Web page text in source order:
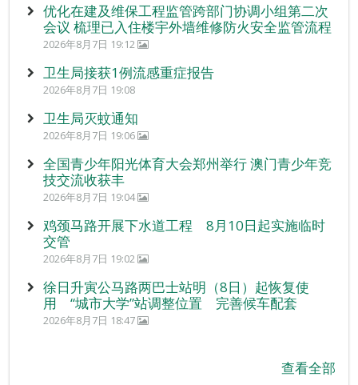
优化在建及维保工程监管跨部门协调小组第二次
会议 梳理已入住楼宇外墙维修防火安全监管流程
2026年8月7日 19:12
卫生局接获1例流感重症报告
2026年8月7日 19:08
卫生局灭蚊通知
2026年8月7日 19:06
全国青少年阳光体育大会郑州举行 澳门青少年竞
技交流收获丰
2026年8月7日 19:04
鸡颈马路开展下水道工程 8月10日起实施临时
交管
2026年8月7日 19:02
徐日升寅公马路两巴士站明（8日）起恢复使
用 “城市大学”站调整位置 完善候车配套
2026年8月7日 18:47
查看全部